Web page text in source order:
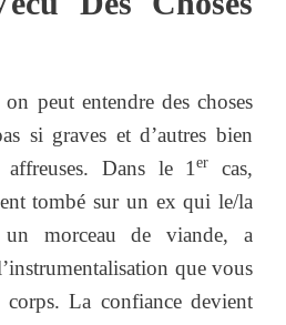
peut entendre des choses
si graves et d’autres bien
Dans le 1er
cas,
tombé sur un ex qui le/la
un morceau de viande, a
que vous
La confiance devient